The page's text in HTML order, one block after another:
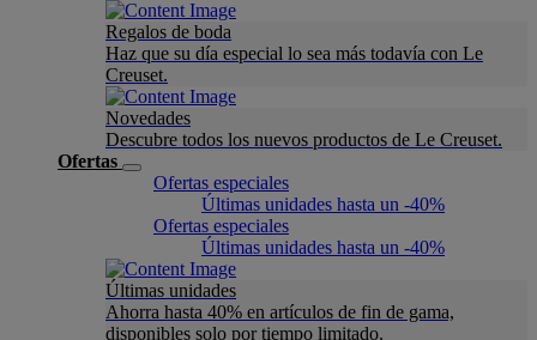
Regalos de boda
Haz que su día especial lo sea más todavía con Le
Creuset.
Novedades
Descubre todos los nuevos productos de Le Creuset.
Ofertas
Ofertas especiales
Últimas unidades hasta un -40%
Ofertas especiales
Últimas unidades hasta un -40%
Últimas unidades
Ahorra hasta 40% en artículos de fin de gama,
disponibles solo por tiempo limitado.